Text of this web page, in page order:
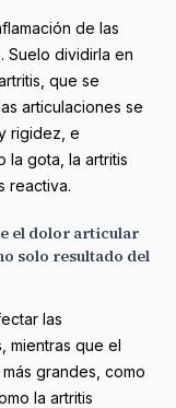
de las
Suelo dividirla en
que se
articulaciones se
rigidez, e
la gota, la artritis
reactiva.
el dolor articular
solo resultado del
las
mientras que el
grandes, como
la artritis